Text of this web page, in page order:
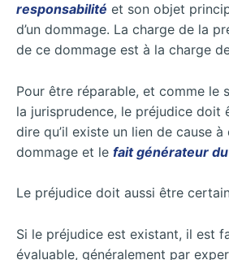
responsabilité et son objet
d’un dommage. La charge de la
de ce dommage est à la charge
Pour être réparable, et comme le
la jurisprudence, le préjudice doit
dire qu’il existe un lien de cause
dommage et le fait générateur
Le préjudice doit aussi être
Si le préjudice est existant, il est
évaluable, généralement par